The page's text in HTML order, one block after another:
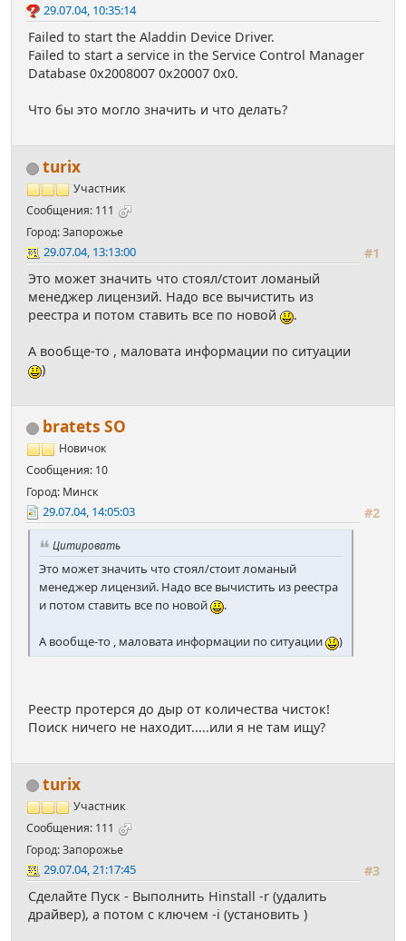
29.07.04, 10:35:14
Failed to start the Aladdin Device Driver.
Failed to start a service in the Service Control Manager
Database 0x2008007 0x20007 0x0.
Что бы это могло значить и что делать?
turix
Участник
Сообщения: 111
Город: Запорожье
#1
29.07.04, 13:13:00
Это может значить что стоял/стоит ломаный
менеджер лицензий. Надо все вычистить из
реестра и потом ставить все по новой
.
А вообще-то , маловата информации по ситуации
)
bratets SO
Новичок
Сообщения: 10
Город: Минск
#2
29.07.04, 14:05:03
Цитировать
Это может значить что стоял/стоит ломаный
менеджер лицензий. Надо все вычистить из реестра
и потом ставить все по новой
.
А вообще-то , маловата информации по ситуации )
Реестр протерся до дыр от количества чисток!
Поиск ничего не находит.....или я не там ищу?
turix
Участник
Сообщения: 111
Город: Запорожье
#3
29.07.04, 21:17:45
Сделайте Пуск - Выполнить Hinstall -r (удалить
драйвер), а потом с ключем -i (установить )